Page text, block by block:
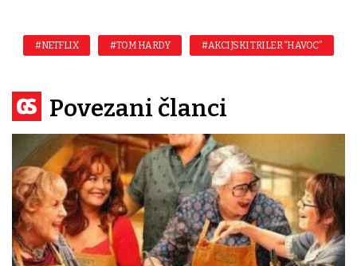
#NETFLIX #TOM HARDY #AKCIJSKI TRILER “HAVOC”
Povezani članci